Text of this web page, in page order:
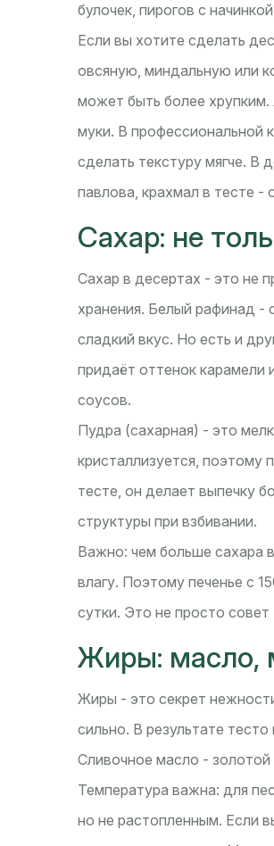
булочек, пирогов с
Если вы хотите сделать
овсяную, миндальную или
может быть более
муки. В профессиональной
сделать текстуру мягче. В
павлова, крахмал в тесте -
Сахар: не
Сахар в десертах - это не
хранения. Белый рафинад -
сладкий вкус. Но есть и
придаёт оттенок карамели
соусов.
Пудра (сахарная) - это
кристаллизуется, поэтому
тесте, он делает выпечку
структуры при взбивании.
Важно: чем больше сахара
влагу. Поэтому печенье с
сутки. Это не просто
Жиры: масло,
Жиры - это секрет
сильно. В результате
Сливочное масло -
Температура важна: для
но не растопленным. Если